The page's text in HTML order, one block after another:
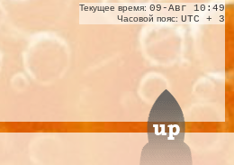
Текущее время: 09-Авг 10:49
Часовой пояс: UTC + 3